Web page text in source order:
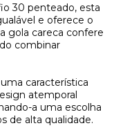
30 penteado, esta
e oferece o
gola careca confere
combinar
característica
atemporal
a uma escolha
de alta qualidade.